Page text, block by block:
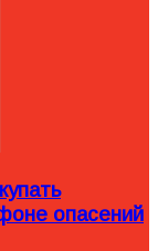
опасений